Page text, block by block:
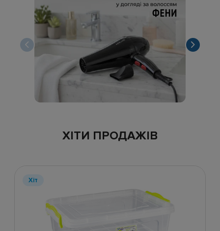
ХІТИ ПРОДАЖІВ
Хіт